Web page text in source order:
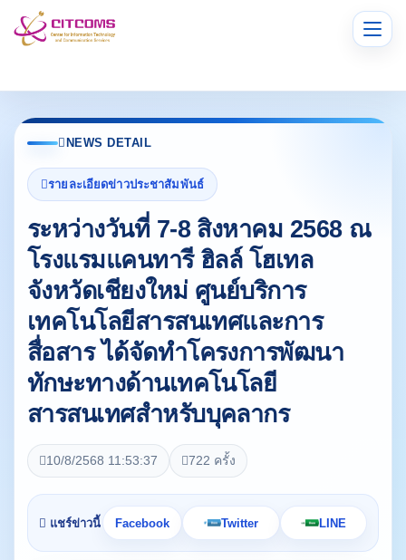
เมนู
NEWS DETAIL
รายละเอียดข่าวประชาสัมพันธ์
ระหว่างวันที่ 7-8 สิงหาคม 2568 ณ
โรงแรมแคนทารี ฮิลล์ โฮเทล
จังหวัดเชียงใหม่ ศูนย์บริการ
เทคโนโลยีสารสนเทศและการ
สื่อสาร ได้จัดทำโครงการพัฒนา
ทักษะทางด้านเทคโนโลยี
สารสนเทศสำหรับบุคลากร
10/8/2568 11:53:37 722 ครั้ง
แชร์ข่าวนี้ Facebook Twitter LINE